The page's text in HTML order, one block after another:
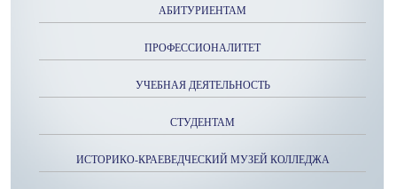
АБИТУРИЕНТАМ
ПРОФЕССИОНАЛИТЕТ
УЧЕБНАЯ ДЕЯТЕЛЬНОСТЬ
СТУДЕНТАМ
ИСТОРИКО-КРАЕВЕДЧЕСКИЙ МУЗЕЙ КОЛЛЕДЖА